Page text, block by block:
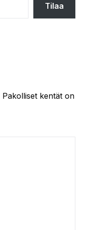
Tilaa
Pakolliset kentät on